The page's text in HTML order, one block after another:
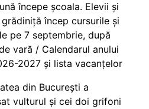
începe școala. Elevii și
încep cursurile și
pe 7 septembrie, după
vară / Calendarul anului
2027 și lista vacanțelor
din București a
vulturul și cei doi grifoni